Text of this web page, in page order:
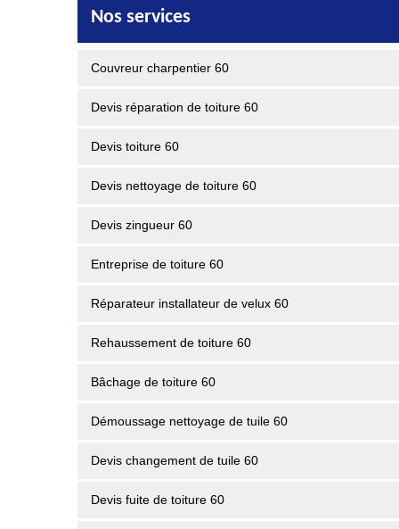
Nos services
Couvreur charpentier 60
Devis réparation de toiture 60
Devis toiture 60
Devis nettoyage de toiture 60
Devis zingueur 60
Entreprise de toiture 60
Réparateur installateur de velux 60
Rehaussement de toiture 60
Bâchage de toiture 60
Démoussage nettoyage de tuile 60
Devis changement de tuile 60
Devis fuite de toiture 60